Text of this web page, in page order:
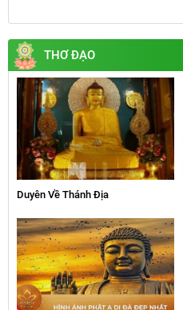
THƠ ĐẠO
Duyên Về Thánh Địa